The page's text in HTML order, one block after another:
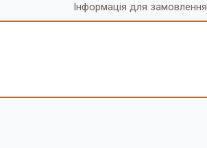
Інформація для замовлення